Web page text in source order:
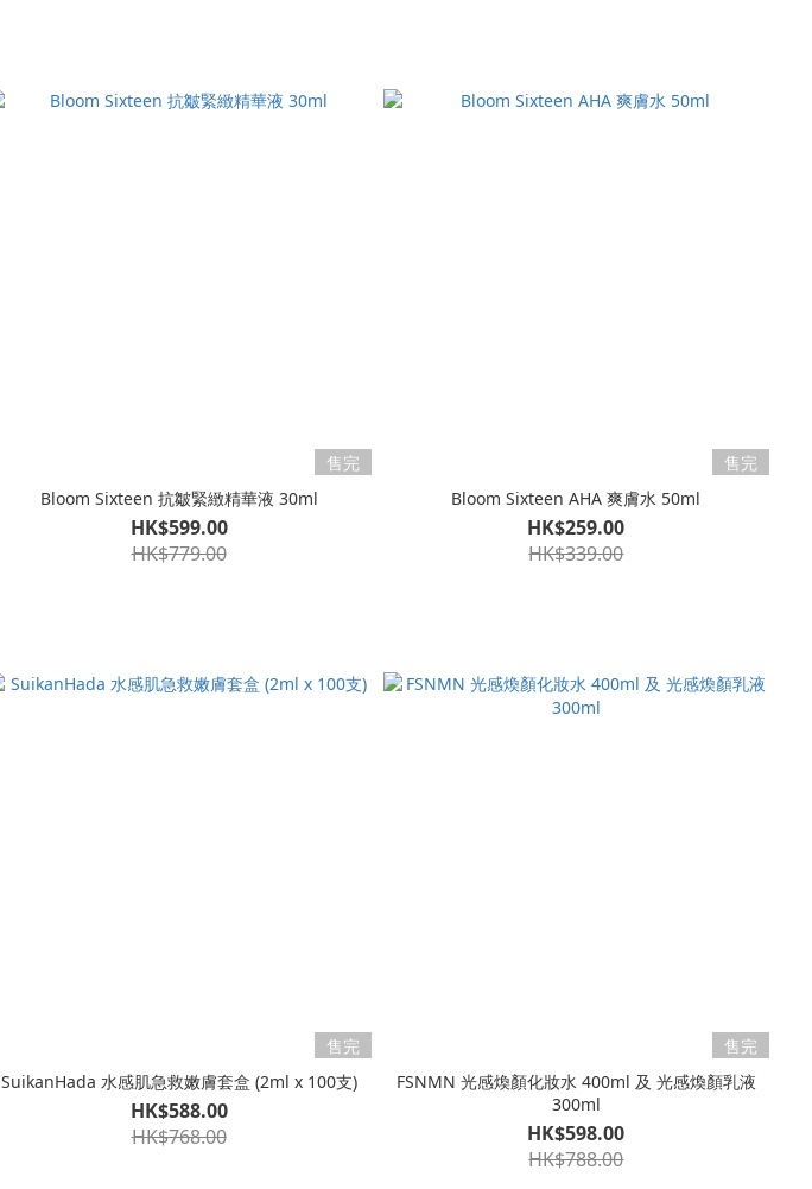
售完
Bloom Sixteen 抗皺緊緻精華液 30ml
HK$599.00
HK$779.00
售完
Bloom Sixteen AHA 爽膚水 50ml
HK$259.00
HK$339.00
售完
SuikanHada 水感肌急救嫩膚套盒 (2ml x 100支)
HK$588.00
HK$768.00
售完
FSNMN 光感煥顏化妝水 400ml 及 光感煥顏乳液
300ml
HK$598.00
HK$788.00